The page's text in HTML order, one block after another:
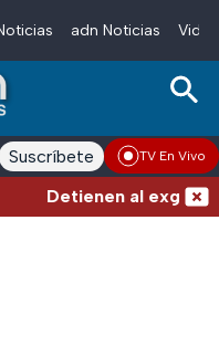
adn Noticias
adn Noticias Radio
Suscríbete TV En Vivo
Detienen al